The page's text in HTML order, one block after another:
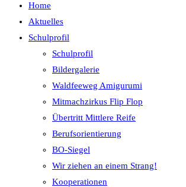
Home
Aktuelles
Schulprofil
Schulprofil
Bildergalerie
Waldfeeweg Amigurumi
Mitmachzirkus Flip Flop
Übertritt Mittlere Reife
Berufsorientierung
BO-Siegel
Wir ziehen an einem Strang!
Kooperationen